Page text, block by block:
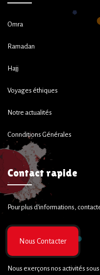
Omra
Ramadan
Hajj
Voyages éthiques
Notre actualités
Connditions Générales
Contact rapide
Pour plus d'informations,
Nous Contacter
Nous exerçons nos activités